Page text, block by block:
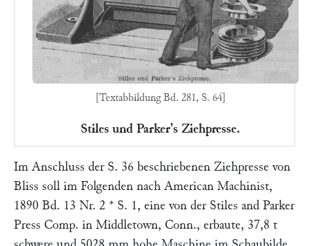
[Textabbildung Bd. 281, S. 64]
Stiles und Parker's Ziehpresse.
Im Anschluss der S. 36 beschriebenen Ziehpresse von
Bliss soll im Folgenden nach American Machinist,
1890 Bd. 13 Nr. 2 * S. 1, eine von der Stiles and Parker
Press Comp. in Middletown, Conn., erbaute, 37,8 t